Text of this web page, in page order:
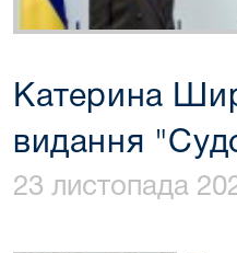
Катерина
видання
23 листопада